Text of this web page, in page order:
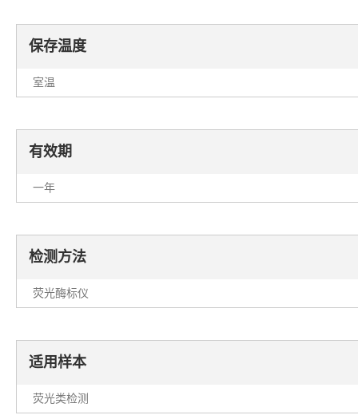
保存温度
室温
有效期
一年
检测方法
荧光酶标仪
适用样本
荧光类检测